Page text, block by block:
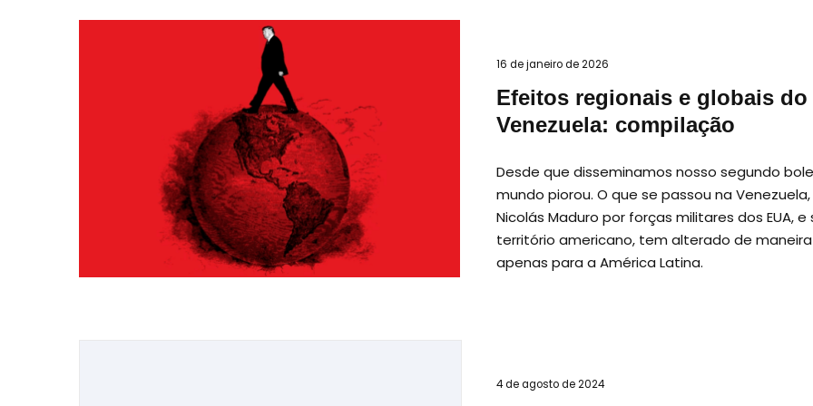
16 de janeiro de 2026
Efeitos regionais e globais do
Venezuela: compilação
Desde que disseminamos nosso segundo
mundo piorou. O que se passou na
Nicolás Maduro por forças militares dos EUA,
território americano, tem alterado de
apenas para a América Latina.
4 de agosto de 2024